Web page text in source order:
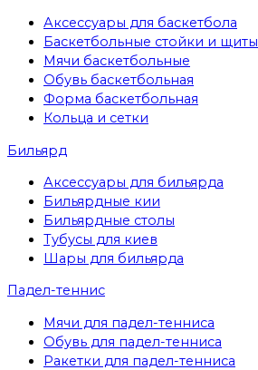
Аксессуары для баскетбола
Баскетбольные стойки и щиты
Мячи баскетбольные
Обувь баскетбольная
Форма баскетбольная
Кольца и сетки
Бильярд
Аксессуары для бильярда
Бильярдные кии
Бильярдные столы
Тубусы для киев
Шары для бильярда
Падел-теннис
Мячи для падел-тенниса
Обувь для падел-тенниса
Ракетки для падел-тенниса